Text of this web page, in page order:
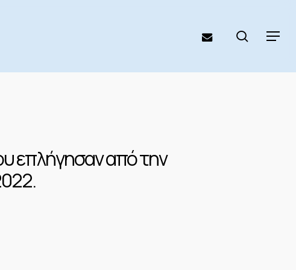
Menu
email search
επλήγησαν από την